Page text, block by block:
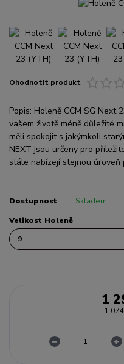
Ohodnotit produkt
Popis: Holeně CCM SG Next
vašem životě méně důležité
měli spokojit s jakýmkoli
NEXT jsou určeny pro
stále nabízejí stejnou úroveň
Dostupnost Skladem
Velikost Holeně
1
1